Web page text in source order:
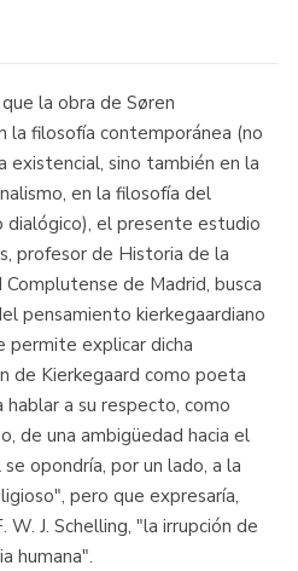
la obra de Søren
la filosofía contemporánea (no
existencial, sino también en la
en la filosofía del
dialógico), el presente estudio
profesor de Historia de la
de Madrid, busca
pensamiento kierkegaardiano
permite explicar dicha
de Kierkegaard como poeta
a su respecto, como
de una ambigüedad hacia el
opondría, por un lado, a la
pero que expresaría,
J. Schelling, "la irrupción de
humana".